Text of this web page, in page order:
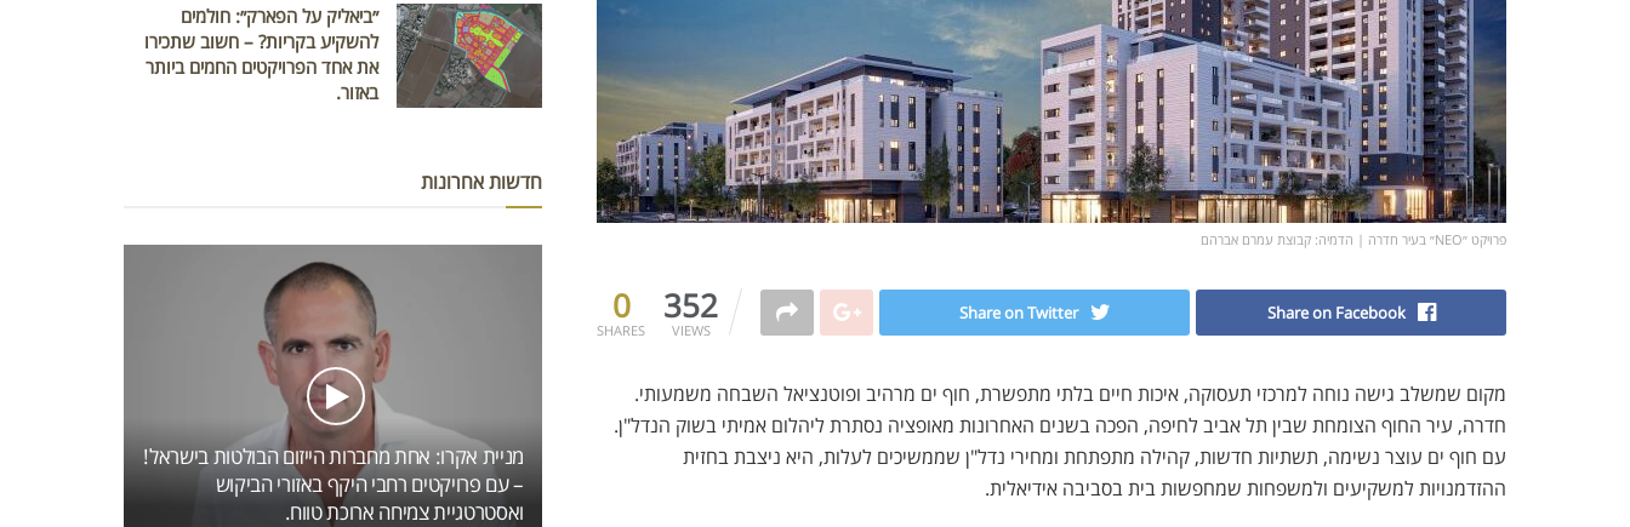
פרויקט ״NEO״ בעיר חדרה | הדמיה: קבוצת עמרם אברהם
0
SHARES
352
VIEWS
Share on Facebook
Share on Twitter
מקום שמשלב גישה נוחה למרכזי תעסוקה, איכות חיים בלתי מתפשרת, חוף ים מרהיב ופוטנציאל השבחה משמעותי.
חדרה, עיר החוף הצומחת שבין תל אביב לחיפה, הפכה בשנים האחרונות מאופציה נסתרת ליהלום אמיתי בשוק הנדל"ן.
עם חוף ים עוצר נשימה, תשתיות חדשות, קהילה מתפתחת ומחירי נדל"ן שממשיכים לעלות, היא ניצבת בחזית
ההזדמנויות למשקיעים ולמשפחות שמחפשות בית בסביבה אידיאלית.
״ביאליק על הפארק״: חולמים
להשקיע בקריות? – חשוב שתכירו
את אחד הפרויקטים החמים ביותר
באזור.
חדשות אחרונות
מניית אקרו: אחת מחברות הייזום הבולטות בישראל!
– עם פרויקטים רחבי היקף באזורי הביקוש
ואסטרטגיית צמיחה ארוכת טווח.